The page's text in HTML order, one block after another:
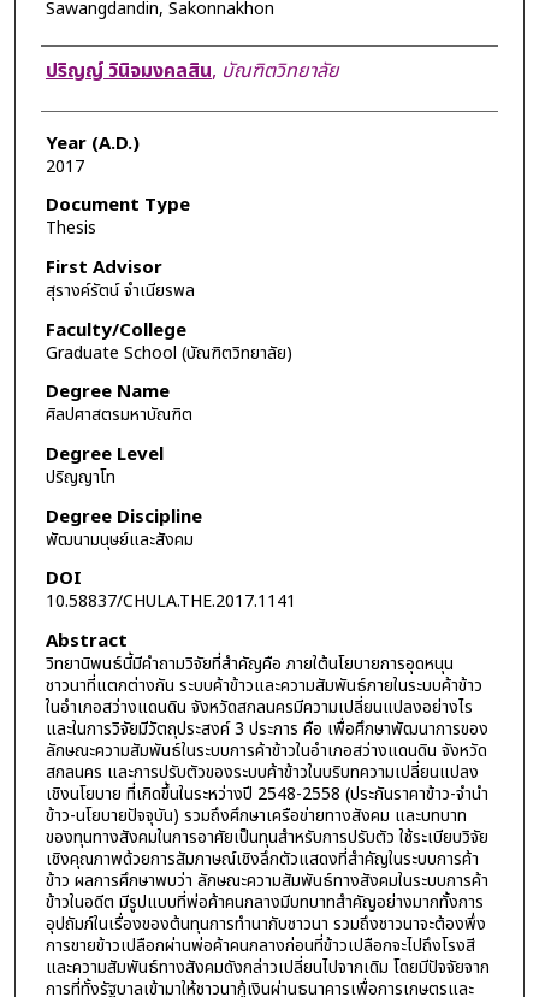
Sawangdandin, Sakonnakhon
Author
ปริญญ์ วินิจมงคลสิน, บัณฑิตวิทยาลัย
Year (A.D.)
2017
Document Type
Thesis
First Advisor
สุรางค์รัตน์ จำเนียรพล
Faculty/College
Graduate School (บัณฑิตวิทยาลัย)
Degree Name
ศิลปศาสตรมหาบัณฑิต
Degree Level
ปริญญาโท
Degree Discipline
พัฒนามนุษย์และสังคม
DOI
10.58837/CHULA.THE.2017.1141
Abstract
วิทยานิพนธ์นี้มีคำถามวิจัยที่สำคัญคือ ภายใต้นโยบายการอุดหนุน
ชาวนาที่แตกต่างกัน ระบบค้าข้าวและความสัมพันธ์ภายในระบบค้าข้าว
ในอำเภอสว่างแดนดิน จังหวัดสกลนครมีความเปลี่ยนแปลงอย่างไร
และในการวิจัยมีวัตถุประสงค์ 3 ประการ คือ เพื่อศึกษาพัฒนาการของ
ลักษณะความสัมพันธ์ในระบบการค้าข้าวในอำเภอสว่างแดนดิน จังหวัด
สกลนคร และการปรับตัวของระบบค้าข้าวในบริบทความเปลี่ยนแปลง
เชิงนโยบาย ที่เกิดขึ้นในระหว่างปี 2548-2558 (ประกันราคาข้าว-จำนำ
ข้าว-นโยบายปัจจุบัน) รวมถึงศึกษาเครือข่ายทางสังคม และบทบาท
ของทุนทางสังคมในการอาศัยเป็นทุนสำหรับการปรับตัว ใช้ระเบียบวิจัย
เชิงคุณภาพด้วยการสัมภาษณ์เชิงลึกตัวแสดงที่สำคัญในระบบการค้า
ข้าว ผลการศึกษาพบว่า ลักษณะความสัมพันธ์ทางสังคมในระบบการค้า
ข้าวในอดีต มีรูปแบบที่พ่อค้าคนกลางมีบทบาทสำคัญอย่างมากทั้งการ
อุปถัมภ์ในเรื่องของต้นทุนการทำนากับชาวนา รวมถึงชาวนาจะต้องพึ่ง
การขายข้าวเปลือกผ่านพ่อค้าคนกลางก่อนที่ข้าวเปลือกจะไปถึงโรงสี
และความสัมพันธ์ทางสังคมดังกล่าวเปลี่ยนไปจากเดิม โดยมีปัจจัยจาก
การที่ทั้งรัฐบาลเข้ามาให้ชาวนากู้เงินผ่านธนาคารเพื่อการเกษตรและ